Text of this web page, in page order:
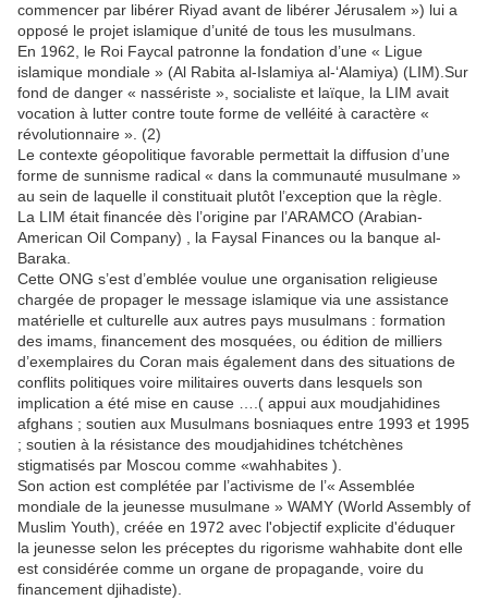
commencer par libérer Riyad avant de libérer Jérusalem ») lui a
opposé le projet islamique d’unité de tous les musulmans.
En 1962, le Roi Faycal patronne la fondation d’une « Ligue
islamique mondiale » (Al Rabita al-Islamiya al-‘Alamiya) (LIM).Sur
fond de danger « nassériste », socialiste et laïque, la LIM avait
vocation à lutter contre toute forme de velléité à caractère «
révolutionnaire ». (2)
Le contexte géopolitique favorable permettait la diffusion d’une
forme de sunnisme radical « dans la communauté musulmane »
au sein de laquelle il constituait plutôt l’exception que la règle.
La LIM était financée dès l’origine par l’ARAMCO (Arabian-
American Oil Company) , la Faysal Finances ou la banque al-
Baraka.
Cette ONG s’est d’emblée voulue une organisation religieuse
chargée de propager le message islamique via une assistance
matérielle et culturelle aux autres pays musulmans : formation
des imams, financement des mosquées, ou édition de milliers
d’exemplaires du Coran mais également dans des situations de
conflits politiques voire militaires ouverts dans lesquels son
implication a été mise en cause ….( appui aux moudjahidines
afghans ; soutien aux Musulmans bosniaques entre 1993 et 1995
; soutien à la résistance des moudjahidines tchétchènes
stigmatisés par Moscou comme «wahhabites ).
Son action est complétée par l’activisme de l’« Assemblée
mondiale de la jeunesse musulmane » WAMY (World Assembly of
Muslim Youth), créée en 1972 avec l'objectif explicite d'éduquer
la jeunesse selon les préceptes du rigorisme wahhabite dont elle
est considérée comme un organe de propagande, voire du
financement djihadiste).